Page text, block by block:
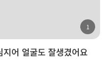
1
어 얼굴도 잘생겼어요